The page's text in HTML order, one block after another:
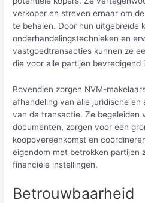
verkoper en streven ernaar om
te behalen. Door hun uitgebreide
onderhandelingstechnieken en
vastgoedtransacties kunnen ze
die voor alle partijen bevredigend
Bovendien zorgen NVM-
afhandeling van alle juridische
van de transactie. Ze begeleiden
documenten, zorgen voor een
koopovereenkomst en
eigendom met betrokken partijen
financiële instellingen.
Betrouwbaarheid